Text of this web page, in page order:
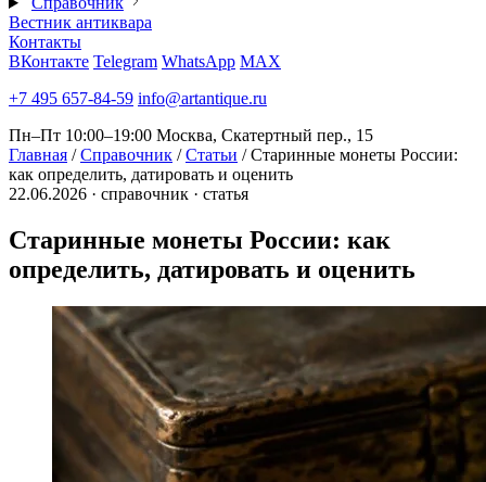
Вестник антиквара
Контакты
ВКонтакте Telegram WhatsApp MAX
+7 495 657-84-59 info@artantique.ru
Пн–Пт 10:00–19:00 Москва, Скатертный пер., 15
Главная / Справочник / Статьи / Старинные монеты России:
как определить, датировать и оценить
22.06.2026 · справочник · статья
Старинные монеты России: как
определить, датировать и оценить